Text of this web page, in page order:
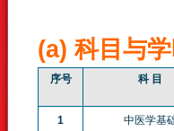
(a) 科目与
序号 科 目
1
中医学基